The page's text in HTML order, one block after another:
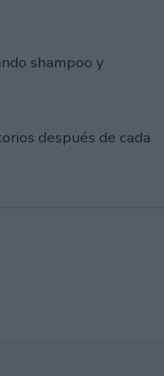
shampoo y
después de cada